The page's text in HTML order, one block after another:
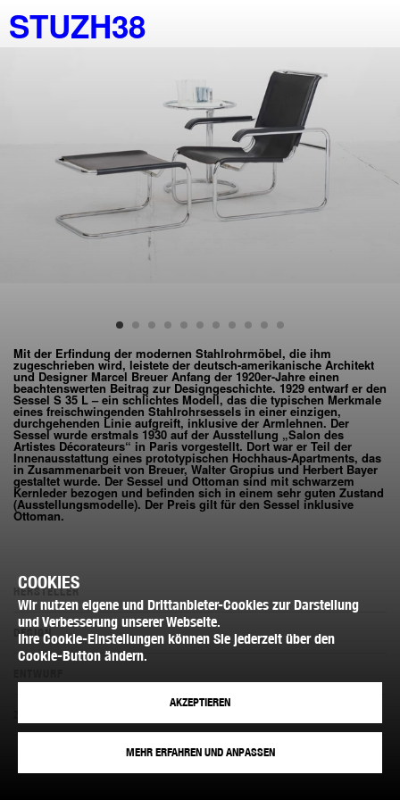
STUZH38
Mit der Erfindung der modernen Stahlrohrmöbel, die ihm
zugeschrieben wird, leistete der deutsch-amerikanische Architekt
und Designer Marcel Breuer Anfang der 1920er-Jahre einen
beachtenswerten Beitrag zur Designgeschichte. 1929 entwarf er den
Sessel S 35 L – ein schlichtes Modell, das die typischen Merkmale
eines freischwingenden Stahlrohrsessels in einer einzigen,
durchgehenden Linie aufgreift, inklusive der Armlehnen. Der
Sessel wurde erstmals 1930 auf der Ausstellung „Salon des
Artistes Décorateurs“ in Paris vorgestellt. Dort war er Teil der
Innenausstattung eines prototypischen Hochhaus-Apartments, das
in Zusammenarbeit von Breuer, Walter Gropius und Herbert Bayer
gestaltet wurde. Der Sessel und Ottoman sind mit schwarzem
Kernleder bezogen und befinden sich in einem sehr guten Zustand
(Ausstellungsmodelle). Der Preis gilt für den Sessel inklusive
Ottoman.
HERSTELLER
DESIGN
COOKIES
Wir nutzen eigene und Drittanbieter-Cookies zur Darstellung
und Verbesserung unserer Webseite.
Ihre Cookie-Einstellungen können Sie jederzeit über den
Cookie-Button ändern.
AKZEPTIEREN
MEHR ERFAHREN UND ANPASSEN